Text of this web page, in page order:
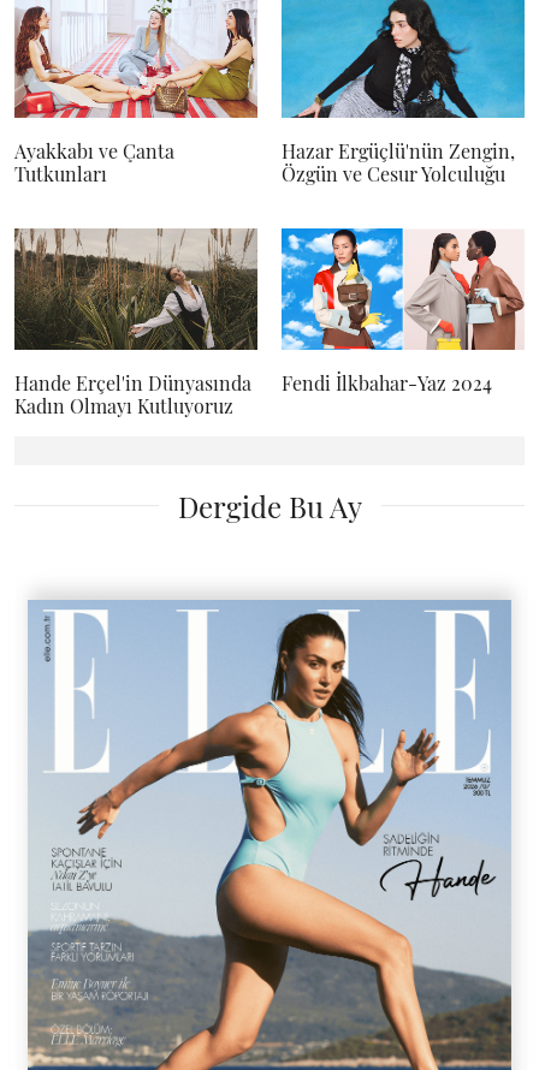
Ayakkabı ve Çanta
Tutkunları
Hazar Ergüçlü'nün Zengin,
Özgün ve Cesur Yolculuğu
Hande Erçel'in Dünyasında
Kadın Olmayı Kutluyoruz
Fendi İlkbahar-Yaz 2024
Dergide Bu Ay